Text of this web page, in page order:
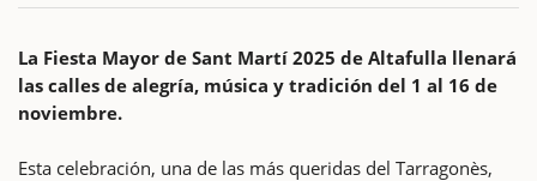
La Fiesta Mayor de Sant Martí 2025 de Altafulla llenará
las calles de alegría, música y tradición del 1 al 16 de
noviembre.
Esta celebración, una de las más queridas del Tarragonès,